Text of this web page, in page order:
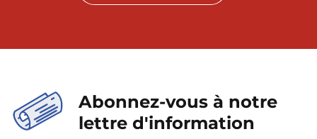
Abonnez-vous à notre
lettre d'information